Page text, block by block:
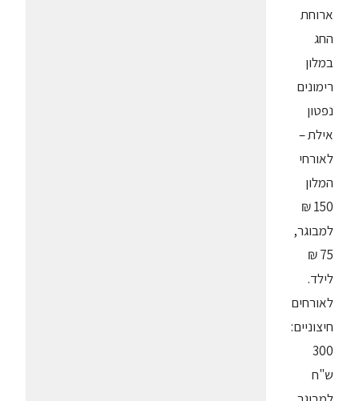
ארוחת
החג
במלון
רימונים
נפטון
אילת –
לאורחי
המלון
150 ₪
למבוגר,
75 ₪
לילד.
לאורחים
חיצוניים:
300
ש"ח